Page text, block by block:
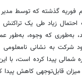
فوریه گذشته که توسط
احتمال زیاد طی یک
به‌طوری که وجوه، به‌طور
شرکت به نشانی
شمالی پیدا کرده است،
قابل‌توجهی کاهش پیدا